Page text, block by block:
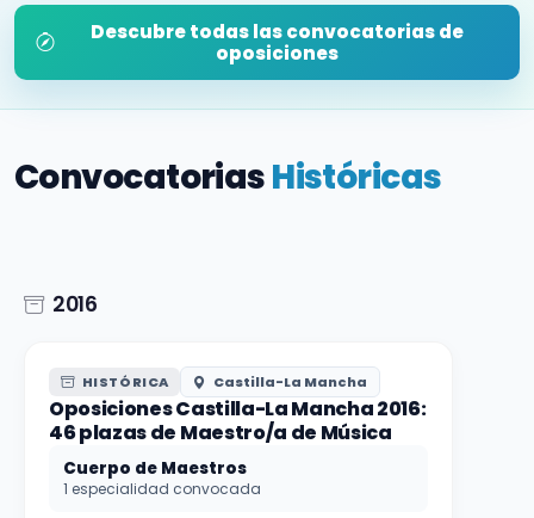
Descubre todas las convocatorias de
oposiciones
ConvocatoriasHistóricas
2016
HISTÓRICA Castilla-La Mancha
Oposiciones Castilla-La Mancha 2016:
46 plazas de Maestro/a de Música
Cuerpo de Maestros
1 especialidad convocada